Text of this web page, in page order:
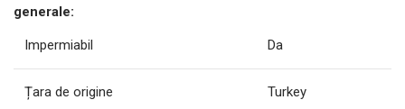
generale:
Impermiabil Da
Țara de origine Turkey